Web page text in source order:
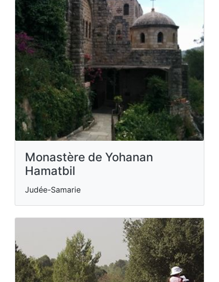
Monastère de Yohanan
Hamatbil
Judée-Samarie